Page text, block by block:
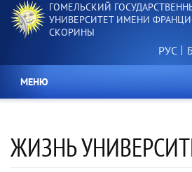
Перейти
основному
ГОМЕЛЬСКИЙ
УНИВЕРСИТЕТ ИМЕНИ
СКОРИНЫ
РУС
МЕНЮ
ЖИЗНЬ